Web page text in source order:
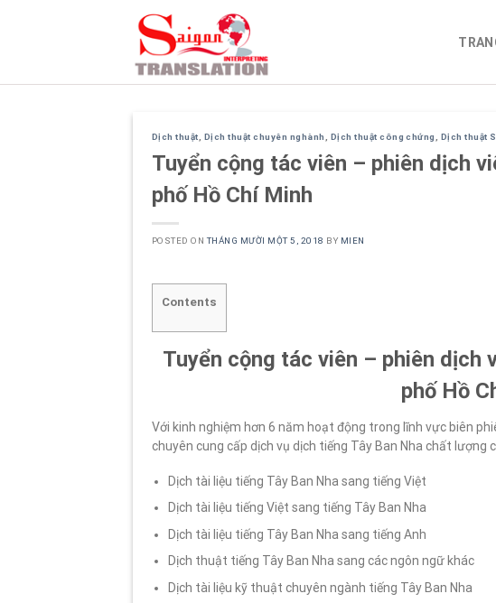
Dịch thuật Dịch thuật chuyên nghành Dịch thuật công chứng Dịch thuật
Tuyển cộng tác viên – phiên dịch
phố Hồ Chí Minh
POSTED ONTHÁNG MƯỜI MỘT 5, 2018 BY MIEN
Contents
Tuyển cộng tác viên – phiên dịch
phố Hồ
Với kinh nghiệm hơn 6 năm hoạt động trong lĩnh vực biên
chuyên cung cấp dịch vụ dịch tiếng Tây Ban Nha chất lượng
Dịch tài liệu tiếng Tây Ban Nha sang tiếng Việt
Dịch tài liệu tiếng Việt sang tiếng Tây Ban Nha
Dịch tài liệu tiếng Tây Ban Nha sang tiếng Anh
Dịch thuật tiếng Tây Ban Nha sang các ngôn ngữ khác
Dịch tài liệu kỹ thuật chuyên ngành tiếng Tây Ban Nha